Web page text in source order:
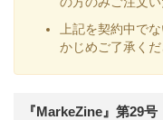
上記を契約中で
かじめご了承くだ
『MarkeZine』第29号